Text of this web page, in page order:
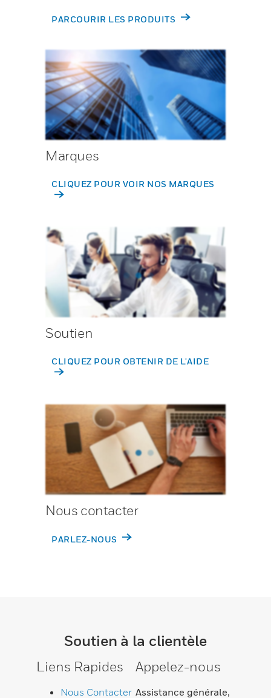
PARCOURIR LES PRODUITS
Marques
CLIQUEZ POUR VOIR NOS MARQUES
Soutien
CLIQUEZ POUR OBTENIR DE L'AIDE
Nous contacter
PARLEZ-NOUS
Soutien à la clientèle
Liens Rapides
Nous Contacter
Appelez-nous
Assistance générale,